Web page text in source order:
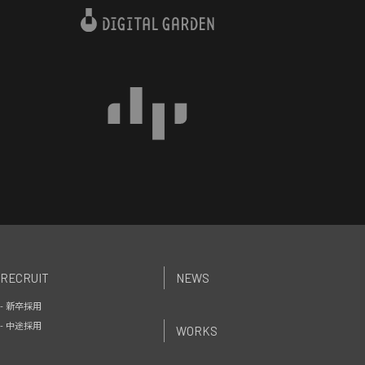
RECRUIT
- 新卒採用
- 中途採用
NEWS
WORKS